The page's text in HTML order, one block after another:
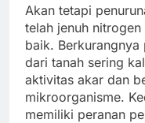
Akan tetapi
telah jenuh
baik.
dari tanah sering
aktivitas akar dan
mikroorganisme.
memiliki peranan